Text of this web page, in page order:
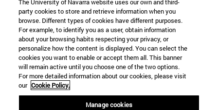
+34 912 11 30 00
Campus Nueva York (IESE)
165 W 57th St 10019-2201 Nueva York EE.UU
+1 646 346 8850
Campus Munich (IESE)
Maria-Theresia-Straße 15 81675 Múnich Alemania
The University of Navarra website uses our own and third-
party cookies to store and retrieve information when you
browse. Different types of cookies have different purposes.
For example, to identify you as a user, obtain information
about your browsing habits respecting your privacy, or
personalize how the content is displayed. You can select the
cookies you want to enable or accept them all. This banner
will remain active until you choose one of the two options.
For more detailed information about our cookies, please visit
our Cookie Policy.
Manage cookies